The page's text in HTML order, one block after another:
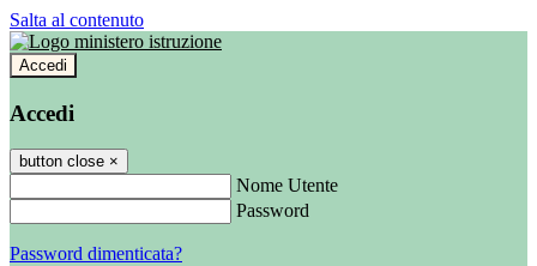
Salta al contenuto
Accedi
Accedi
button close ×
Nome Utente
Password
Password dimenticata?